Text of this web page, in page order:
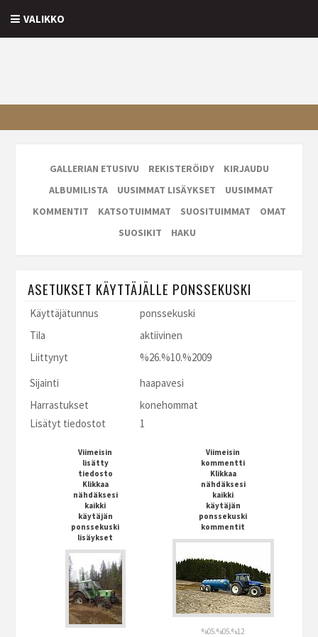
VALIKKO
GALLERIAN ETUSIVU REKISTERÖIDY
KIRJAUDU
ALBUMILISTA
UUSIMMAT LISÄYKSET
UUSIMMAT
KOMMENTIT
KATSOTUIMMAT SUOSITUIMMAT
OMAT
SUOSIKIT
HAKU
ASETUKSET KÄYTTÄJÄLLE PONSSEKUSKI
Käyttäjätunnus
ponssekuski
Tila
aktiivinen
Liittynyt
%26.%10.%2009
Sijainti
haapavesi
Harrastukset
konehommat
Lisätyt tiedostot
1
Viimeisin
lisätty
tiedosto
Klikkaa
nähdäksesi
kaikki
käytäjän
ponssekuski
lisäykset
Viimeisin
kommentti
Klikkaa
nähdäksesi
kaikki
käytäjän
ponssekuski
kommentit
%05.%05.%12